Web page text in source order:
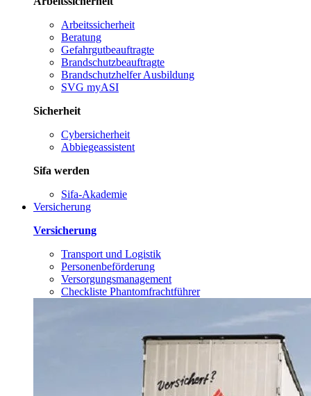
Arbeitssicherheit
Beratung
Gefahrgutbeauftragte
Brandschutzbeauftragte
Brandschutzhelfer Ausbildung
SVG myASI
Sicherheit
Cybersicherheit
Abbiegeassistent
Sifa werden
Sifa-Akademie
Versicherung
Versicherung
Transport und Logistik
Personenbeförderung
Versorgungsmanagement
Checkliste Phantomfrachtführer